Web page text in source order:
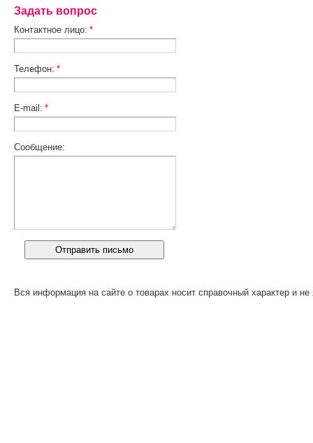
Задать вопрос
Контактное лицо: *
Телефон: *
E-mail: *
Сообщение:
Вся информация на сайте о товарах носит справочный характер и